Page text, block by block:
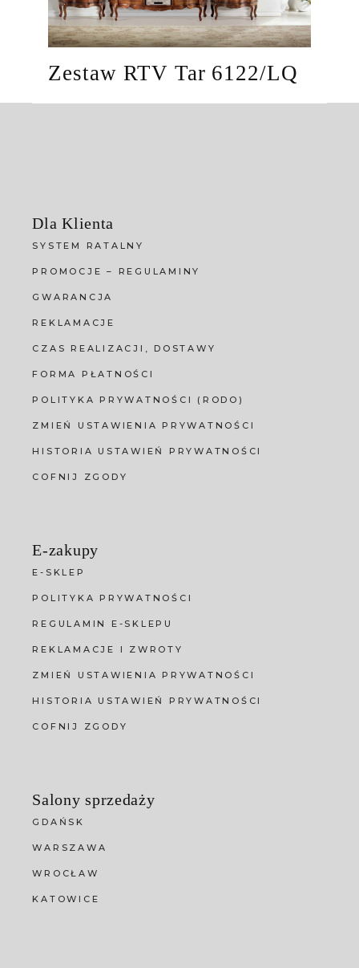
Zestaw RTV Tar 6122/LQ
Dla Klienta
SYSTEM RATALNY
PROMOCJE – REGULAMINY
GWARANCJA
REKLAMACJE
CZAS REALIZACJI, DOSTAWY
FORMA PŁATNOŚCI
POLITYKA PRYWATNOŚCI (RODO)
ZMIEŃ USTAWIENIA PRYWATNOŚCI
HISTORIA USTAWIEŃ PRYWATNOŚCI
COFNIJ ZGODY
E-zakupy
E-SKLEP
POLITYKA PRYWATNOŚCI
REGULAMIN E-SKLEPU
REKLAMACJE I ZWROTY
ZMIEŃ USTAWIENIA PRYWATNOŚCI
HISTORIA USTAWIEŃ PRYWATNOŚCI
COFNIJ ZGODY
Salony sprzedaży
GDAŃSK
WARSZAWA
WROCŁAW
KATOWICE